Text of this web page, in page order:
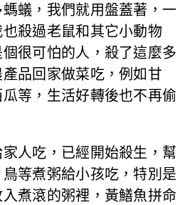
蟻，我們就用盤蓋著，一
殺過老鼠和其它小動物
很可怕的人，殺了這麼多
品回家做菜吃，例如甘
等，生活好轉後也不再偷
人吃，已經開始殺生，幫
等煮粥給小孩吃，特別是
煮滾的粥裡，黃鱔魚拼命